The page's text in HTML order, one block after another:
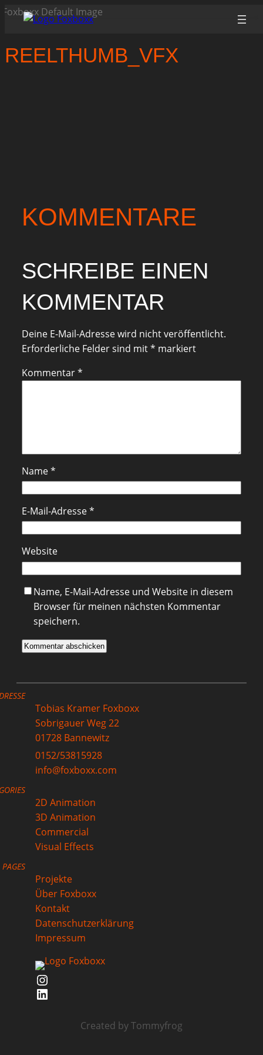
Zum
REELTHUMB_VFX
KOMMENTARE
SCHREIBE EINEN
KOMMENTAR
Deine E-Mail-Adresse wird nicht veröffentlicht.
Erforderliche Felder sind mit* markiert
Kommentar*
Name*
E-Mail-Adresse*
Website
Name, E-Mail-Adresse und Website in diesem
Browser für meinen nächsten Kommentar
speichern.
Tobias Kramer Foxboxx
Sobrigauer Weg 22
01728 Bannewitz
0152/53815928
info@foxboxx.com
2D Animation
3D Animation
Commercial
Visual Effects
PAGES
Projekte
Über Foxboxx
Kontakt
Datenschutzerklärung
Impressum
Instagram
LinkedIn
Created byTommyfrog